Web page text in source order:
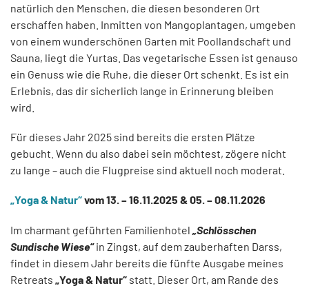
natürlich den Menschen, die diesen besonderen Ort
erschaffen haben. Inmitten von Mangoplantagen, umgeben
von einem wunderschönen Garten mit Poollandschaft und
Sauna, liegt die Yurtas. Das vegetarische Essen ist genauso
ein Genuss wie die Ruhe, die dieser Ort schenkt. Es ist ein
Erlebnis, das dir sicherlich lange in Erinnerung bleiben
wird.
Für dieses Jahr 2025 sind bereits die ersten Plätze
gebucht. Wenn du also dabei sein möchtest, zögere nicht
zu lange – auch die Flugpreise sind aktuell noch moderat.
„Yoga & Natur“vom 13. – 16.11.2025 & 05. – 08.11.2026
Im charmant geführten Familienhotel „Schlösschen
Sundische Wiese“in Zingst, auf dem zauberhaften Darss,
findet in diesem Jahr bereits die fünfte Ausgabe meines
Retreats „Yoga & Natur“ statt. Dieser Ort, am Rande des